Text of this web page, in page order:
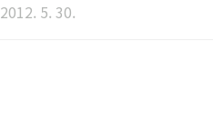
2012. 5. 30.